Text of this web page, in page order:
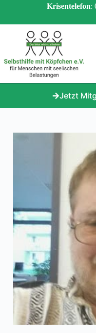
Krisentelefon:
Jetzt